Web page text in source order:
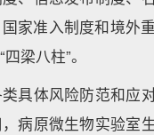
家准入制度和境外
梁八柱”。
具体风险防范和应
病原微生物实验室